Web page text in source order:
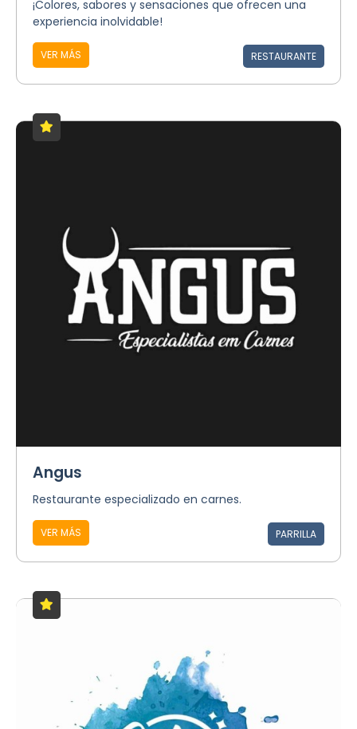
¡Colores, sabores y sensaciones que ofrecen una
experiencia inolvidable!
VER MÁS RESTAURANTE
Angus
Restaurante especializado en carnes.
VER MÁS PARRILLA